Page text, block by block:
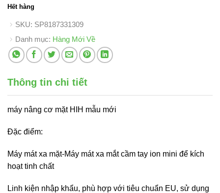
Hết hàng
SKU: SP8187331309
Danh mục: Hàng Mới Về
Thông tin chi tiết
máy nâng cơ mặt HIH mẫu mới
Đặc điểm:
Máy mát xa mặt-Máy mát xa mắt cầm tay ion mini để kích
hoạt tinh chất
Linh kiện nhập khẩu, phù hợp với tiêu chuẩn EU, sử dụng